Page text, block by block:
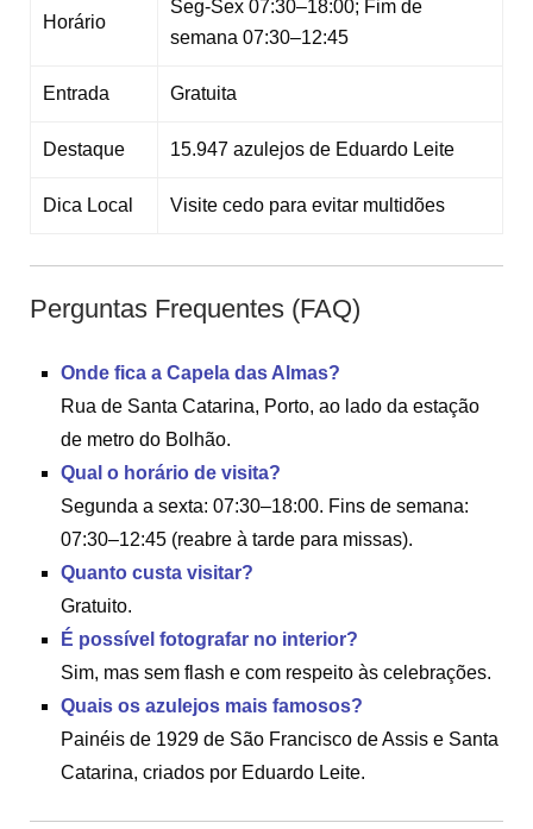
Horário
Seg-Sex 07:30–18:00; Fim de
semana 07:30–12:45
Entrada Gratuita
Destaque 15.947 azulejos de Eduardo Leite
Dica Local Visite cedo para evitar multidões
Perguntas Frequentes (FAQ)
Onde fica a Capela das Almas?
Rua de Santa Catarina, Porto, ao lado da estação
de metro do Bolhão.
Qual o horário de visita?
Segunda a sexta: 07:30–18:00. Fins de semana:
07:30–12:45 (reabre à tarde para missas).
Quanto custa visitar?
Gratuito.
É possível fotografar no interior?
Sim, mas sem flash e com respeito às celebrações.
Quais os azulejos mais famosos?
Painéis de 1929 de São Francisco de Assis e Santa
Catarina, criados por Eduardo Leite.